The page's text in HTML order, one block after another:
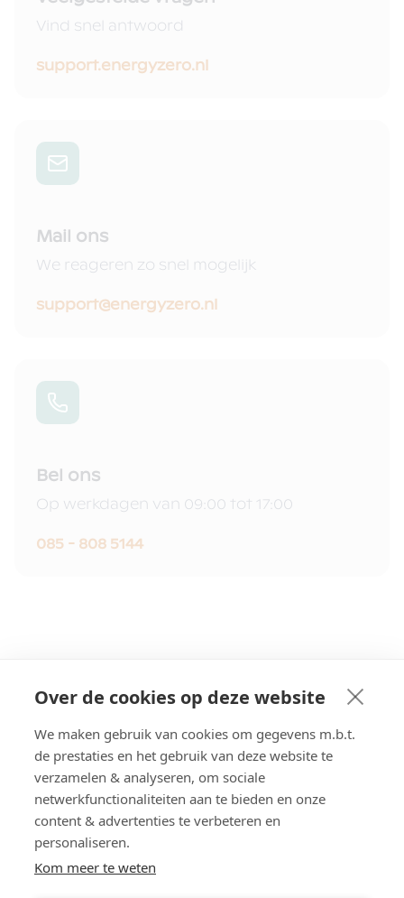
Over de cookies op deze website
We maken gebruik van cookies om gegevens m.b.t.
de prestaties en het gebruik van deze website te
verzamelen & analyseren, om sociale
netwerkfunctionaliteiten aan te bieden en onze
content & advertenties te verbeteren en
personaliseren.
Kom meer te weten
Vind snel antwoord
support.energyzero.nl
Mail ons
We reageren zo snel mogelijk
support@energyzero.nl
Bel ons
Op werkdagen van 09:00 tot 17:00
085 - 808 5144
Over ons Consument
Partner Werken bij
Volg ons op LinkedIn